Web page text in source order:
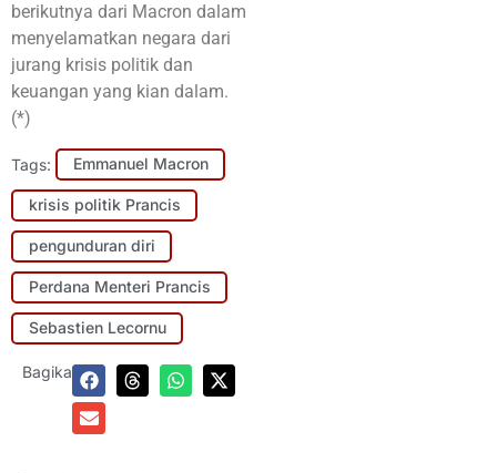
berikutnya dari Macron dalam
menyelamatkan negara dari
jurang krisis politik dan
keuangan yang kian dalam.
(*)
Tags: Emmanuel Macron
krisis politik Prancis
pengunduran diri
Perdana Menteri Prancis
Sebastien Lecornu
Bagikan: